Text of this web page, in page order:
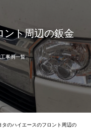
ント周辺の鈑金
事例一覧
タのハイエースのフロント周辺の